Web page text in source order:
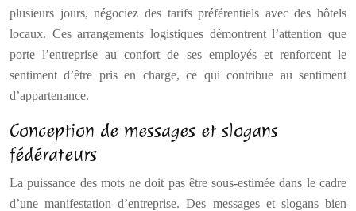
plusieurs jours, négociez des tarifs préférentiels avec des hôtels
locaux. Ces arrangements logistiques démontrent l’attention que
porte l’entreprise au confort de ses employés et renforcent le
sentiment d’être pris en charge, ce qui contribue au sentiment
d’appartenance.
Conception de messages et slogans
fédérateurs
La puissance des mots ne doit pas être sous-estimée dans le cadre
d’une manifestation d’entreprise. Des messages et slogans bien